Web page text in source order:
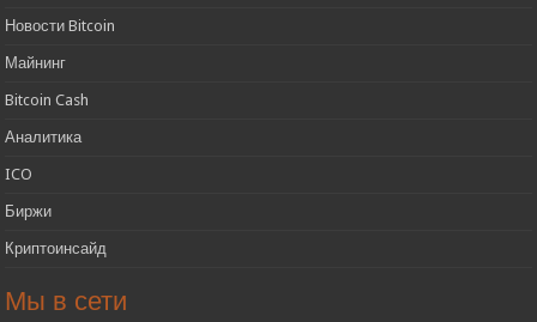
Новости Bitcoin
Майнинг
Bitcoin Cash
Аналитика
ICO
Биржи
Криптоинсайд
Мы в сети